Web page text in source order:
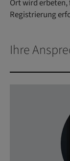
Ort wird erbeten,
Registrierung
Ihre